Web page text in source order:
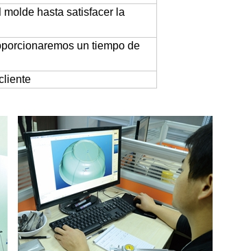
hasta satisfacer la
un tiempo de